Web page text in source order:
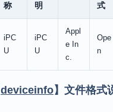
称
明
式
iPC
U
iPC
U
Appl
e In
c.
Ope
n
deviceinfo】文件格式